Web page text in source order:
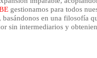
gestionamos para todos
en una filosofía
sin intermediarios y